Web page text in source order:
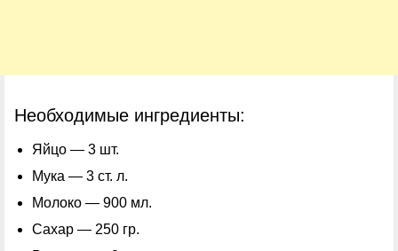
Необходимые ингредиенты:
Яйцо — 3 шт.
Мука — 3 ст. л.
Молоко — 900 мл.
Сахар — 250 гр.